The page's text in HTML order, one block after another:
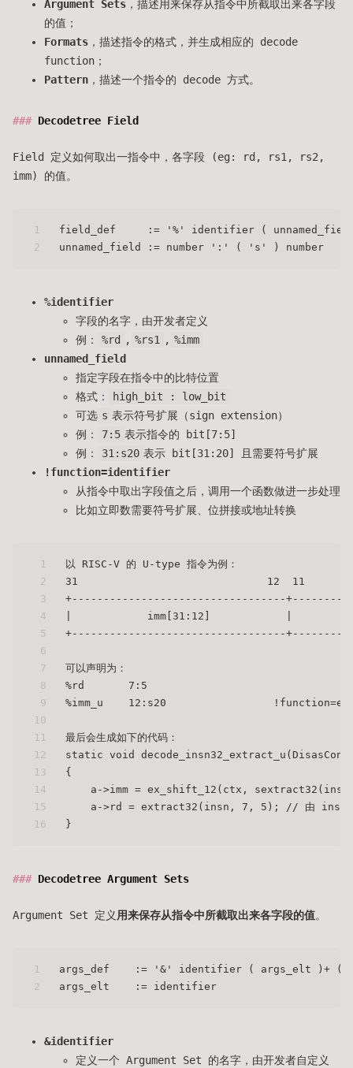
Argument Sets ，描述用来保存从指令中所截取出来各字段
的值；
Formats ，描述指令的格式，并生成相应的 decode
function；
Pattern ，描述一个指令的 decode 方式。
Decodetree Field
Field 定义如何取出一指令中，各字段 (eg: rd, rs1, rs2,
imm) 的值。
1
2
field_def     := '%' identifier (
unnamed_field := number ':' ( 's' ) number
%identifier
字段的名字，由开发者定义
例：
%rd , %rs1 , %imm
unnamed_field
指定字段在指令中的比特位置
格式：
high_bit : low_bit
可选 s 表示符号扩展（sign extension）
例：
7:5 表示指令的 bit[7:5]
例：
31:s20 表示 bit[31:20] 且需要符号扩展
!function=identifier
从指令中取出字段值之后，调用一个函数做进一步处理
比如立即数需要符号扩展、位拼接或地址转换
1
2
3
4
5
6
7
8
9
10
11
12
13
14
15
16
以 RISC-V 的 U-type 指令为例：
31                              12  11
+----------------------------------
|            imm[31:12]            |         rd
+----------------------------------
可以声明为：
%rd       7:5
%imm_u    12:s20
最后会生成如下的代码：
static void
{
a->imm = ex_shift_12(ctx, sextract32(insn,
a->rd = extract32(insn, 7, 5); // 由
}
Decodetree Argument Sets
Argument Set 定义用来保存从指令中所截取出来各字段的值。
1
2
args_def    := '&' identifier ( args_elt )+ (
args_elt    := identifier
&identifier
定义一个 Argument Set 的名字，由开发者自定义